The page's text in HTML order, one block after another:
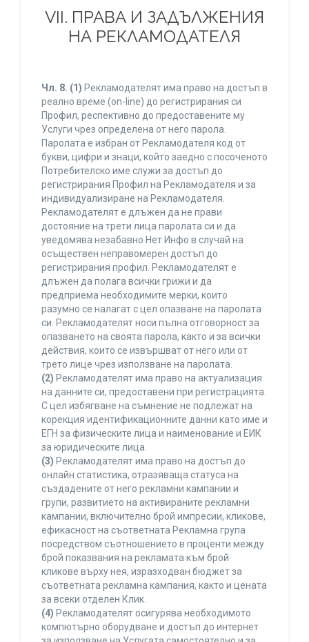
VII. ПРАВА И ЗАДЪЛЖЕНИЯ
НА РЕКЛАМОДАТЕЛЯ
Чл. 8. (1) Рекламодателят има право на достъп в
реално време (on-line) до регистрирания си
Профил, респективно до предоставените му
Услуги чрез определена от него парола.
Паролата е избран от Рекламодателя код от
букви, цифри и знаци, който заедно с посоченото
Потребителско име служи за достъп до
регистрирания Профил на Рекламодателя и за
индивидуализиране на Рекламодателя.
Рекламодателят е длъжен да не прави
достояние на трети лица паролата си и да
уведомява незабавно Нет Инфо в случай на
осъществен неправомерен достъп до
регистрирания профил. Рекламодателят е
длъжен да полага всички грижи и да
предприема необходимите мерки, които
разумно се налагат с цел опазване на паролата
си. Рекламодателят носи пълна отговорност за
опазването на своята парола, както и за всички
действия, които се извършват от него или от
трето лице чрез използване на паролата.
(2) Рекламодателят има право на актуализация
на данните си, предоставени при регистрацията.
С цел избягване на съмнение не подлежат на
корекция идентификационните данни като име и
ЕГН за физическите лица и наименование и ЕИК
за юридическите лица.
(3) Рекламодателят има право на достъп до
онлайн статистика, отразяваща статуса на
създадените от него рекламни кампании и
групи, развитието на активираните рекламни
кампании, включително брой импресии, кликове,
ефикасност на съответната Рекламна група
посредством съотношението в проценти между
брой показвания на рекламата към брой
кликове върху нея, изразходван бюджет за
съответната рекламна кампания, както и цената
за всеки отделен Клик.
(4) Рекламодателят осигурява необходимото
компютърно оборудване и достъп до интернет